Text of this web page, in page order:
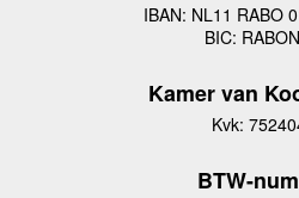
IBAN: NL11 RABO
BIC:
Kamer van
Kvk:
BTW-